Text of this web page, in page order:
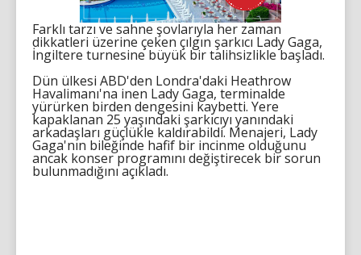
Farklı tarzı ve sahne şovlarıyla her zaman
dikkatleri üzerine çeken çılgın şarkıcı Lady Gaga,
İngiltere turnesine büyük bir talihsizlikle başladı.
Dün ülkesi ABD'den Londra'daki Heathrow
Havalimanı'na inen Lady Gaga, terminalde
yürürken birden dengesini kaybetti. Yere
kapaklanan 25 yaşındaki şarkıcıyı yanındaki
arkadaşları güçlükle kaldırabildi. Menajeri, Lady
Gaga'nın bileğinde hafif bir incinme olduğunu
ancak konser programını değiştirecek bir sorun
bulunmadığını açıkladı.